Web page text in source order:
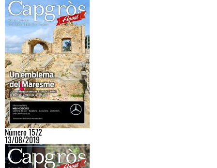
Número 1572
13/08/2019